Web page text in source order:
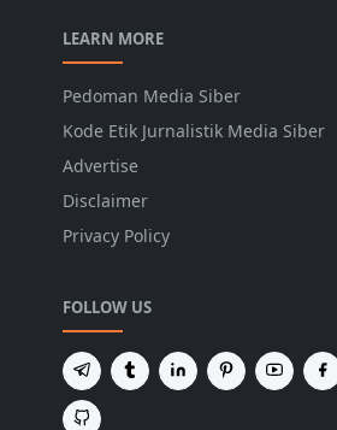
LEARN MORE
Pedoman Media Siber
Kode Etik Jurnalistik Media Siber
Advertise
Disclaimer
Privacy Policy
FOLLOW US